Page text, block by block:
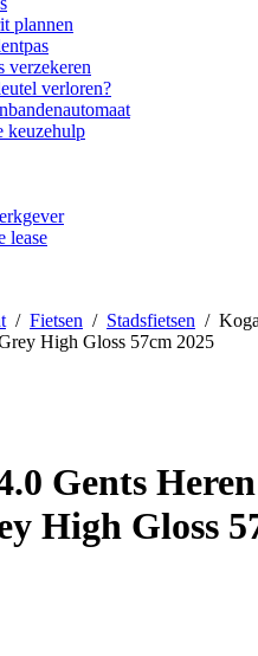
plannen
verzekeren
verloren?
keuzehulp
lease
/ Fietsen / Stadsfietsen /
High Gloss 57cm 2025
Gents Heren
High Gloss